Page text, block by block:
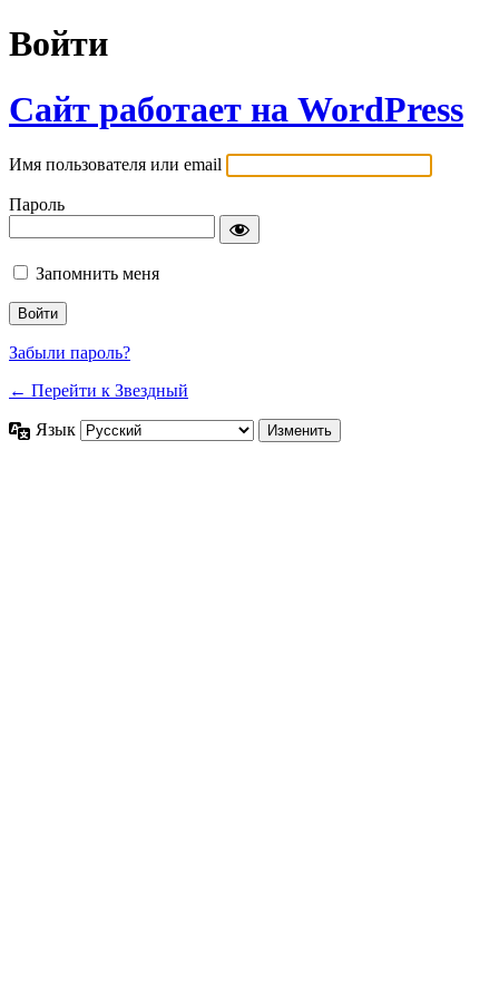
Войти
Сайт работает на WordPress
Имя пользователя или email
Пароль
Запомнить меня
Забыли пароль?
← Перейти к Звездный
Язык